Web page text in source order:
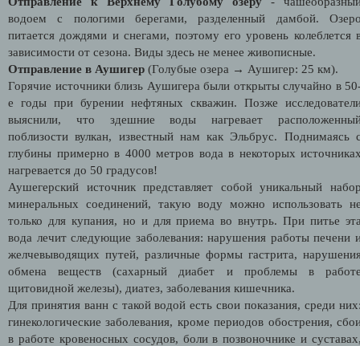
водоем с пологими берегами, разделенный дамбой.
питается дождями и снегами, поэтому его уровень колеблется
зависимости от сезона. Виды здесь не менее живописные.
Отправление в Аушигер (Голубые озера → Аушигер: 25 км).
Горячие источники близь Аушигера были открыты случайно в
е годы при бурении нефтяных скважин. Позже
выяснили, что здешние воды нагревает
поблизости вулкан, известный нам как Эльбрус. Поднимаясь
глубины примерно в 4000 метров вода в некоторых
нагревается до 50 градусов!
Аушегерский источник представляет собой уникальный
минеральных соединений, такую воду можно использовать
только для купания, но и для приема во внутрь. При питье
вода лечит следующие заболевания: нарушения работы печени
желчевыводящих путей, различные формы гастрита,
обмена веществ (сахарный диабет и проблемы в
щитовидной железы), диатез, заболевания кишечника.
Для принятия ванн с такой водой есть свои показания, среди
гинекологические заболевания, кроме периодов обострения,
в работе кровеносных сосудов, боли в позвоночнике и